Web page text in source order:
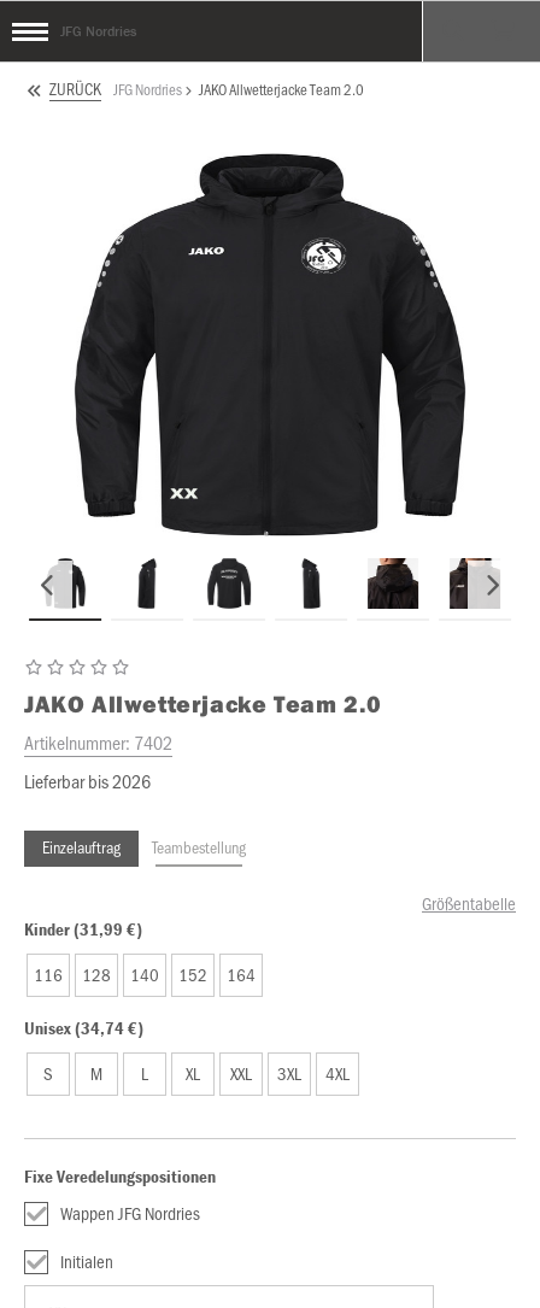
JFG Nordries
ZURÜCK JFG Nordries JAKO Allwetterjacke Team 2.0
JAKO Allwetterjacke Team 2.0
Artikelnummer: 7402
Lieferbar bis 2026
Einzelauftrag Teambestellung
Größentabelle
Kinder (31,99 €)
116 128 140 152 164
Unisex (34,74 €)
S M L XL XXL 3XL 4XL
Fixe Veredelungspositionen
Wappen JFG Nordries
Initialen